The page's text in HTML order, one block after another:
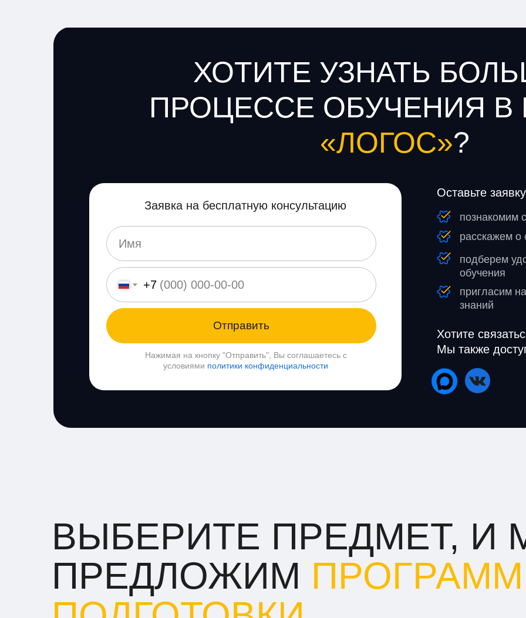
ХОТИТЕ УЗНАТЬ
ПРОЦЕССЕ ОБУЧЕНИЯ В
«ЛОГОС»?
Оставьте
Хотите
Мы также
познакомим
Заявка на бесплатную консультацию
расскажем о
Нажимая на кнопку "Отправить", Вы соглашаетесь с
условиями политики конфиденциальности
подберем
обучения
+7
Отправить
пригласим
знаний
ВЫБЕРИТЕ ПРЕДМЕТ, И
ПРЕДЛОЖИМ